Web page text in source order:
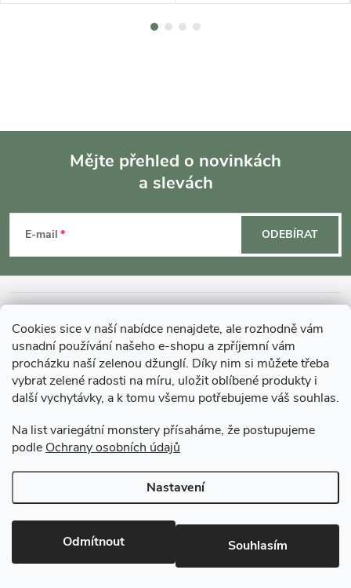
Cookies sice v naší nabídce nenajdete, ale rozhodně vám
usnadní používání našeho e-shopu a zpříjemní vám
procházku naší zelenou džunglí. Díky nim si můžete třeba
vybrat zelené radosti na míru, uložit oblíbené produkty i
další vychytávky, a k tomu všemu potřebujeme váš souhlas.
Na list variegátní monstery přísaháme, že postupujeme
podle Ochrany osobních údajů
Nastavení
Odmítnout Souhlasím
p
a
Mějte přehled o novinkách
a slevách
E-mail ODEBÍRAT
MOHLO BY VÁS ZAJÍMAT
O GARDNERS
Gardners Design - Projekt, realizace a údržba zahrad a interiérů
Copyright 2026Gardners-eshop.cz. Všechna práva vyhrazena.Upravit
nastavení cookies